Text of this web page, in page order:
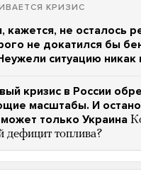
КРИЗИС
кажется, не осталось
не докатился бы
ситуацию никак
кризис в России
масштабы. И
только Украина
дефицит топлива?